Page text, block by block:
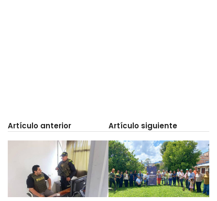
Artículo anterior Artículo siguiente